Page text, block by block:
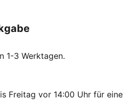
Tennissilhouette für
tragen kannst. Er
Schnitt für zusätzliche
Futter, um deine Füße
auf dem Schuhblatt
1-3 Werktagen.
Freitag vor 14:00 Uhr für eine